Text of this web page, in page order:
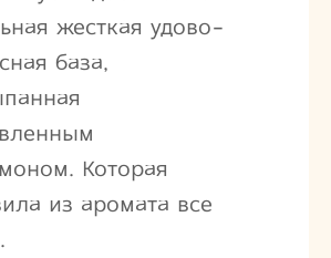
жесткая удово-
база,
Которая
из аромата все